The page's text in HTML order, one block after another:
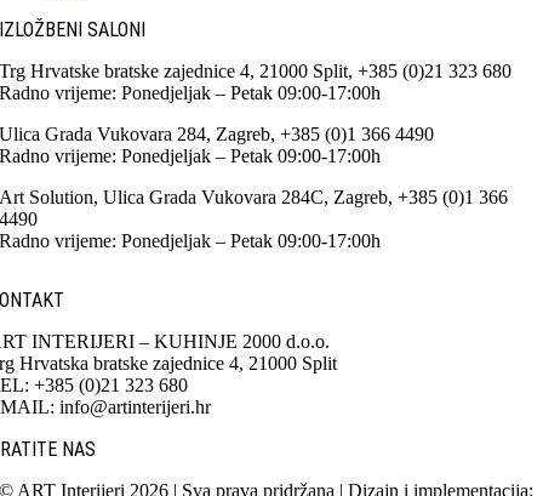
IZLOŽBENI SALONI
Trg Hrvatske bratske zajednice 4, 21000 Split, +385 (0)21 323 680
Radno vrijeme: Ponedjeljak – Petak 09:00-17:00h
Ulica Grada Vukovara 284, Zagreb, +385 (0)1 366 4490
Radno vrijeme: Ponedjeljak – Petak 09:00-17:00h
Art Solution, Ulica Grada Vukovara 284C, Zagreb, +385 (0)1 366
4490
Radno vrijeme: Ponedjeljak – Petak 09:00-17:00h
INTERIJERI – KUHINJE 2000 d.o.o.
Hrvatska bratske zajednice 4, 21000 Split
+385 (0)21 323 680
info@artinterijeri.hr
NAS
© ART Interijeri 2026 | Sva prava pridržana | Dizajn i implementacija: